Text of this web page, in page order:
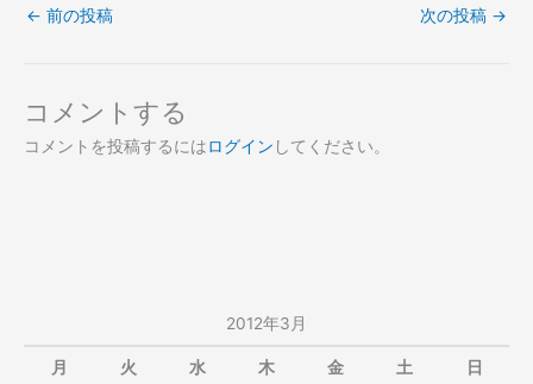
← 前の投稿 次の投稿 →
コメントする
コメントを投稿するにはログイン してください。
2012年3月
月 火 水 木 金 土 日